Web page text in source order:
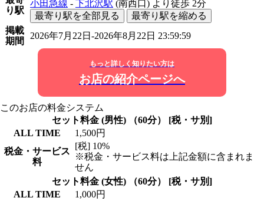
り駅
小田急線 - 下北沢駅 (南西口) より徒歩 2分
最寄り駅を全部見る
最寄り駅を縮める
掲載
期間
2026年7月22日-2026年8月22日 23:59:59
もっと詳しく知りたい方は
お店の紹介ページへ
このお店の料金システム
セット料金 (男性) （60分） [税・サ別]
ALL TIME
1,500円
税金・サービス
料
[税] 10%
※税金・サービス料は上記金額に含まれま
せん
セット料金 (女性) （60分） [税・サ別]
ALL TIME
1,000円